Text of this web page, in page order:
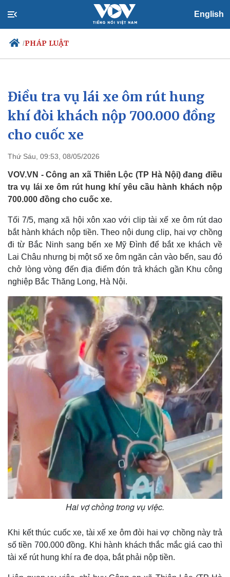
English
/PHÁP LUẬT
Chính trị
Đảng
Tổ chức nhân sự
Quốc hội
Xã hội
Tin 24h
Dự báo thời tiết
Thế giới
Quan sát
Cuộc sống đó đây
Multimedia
Video
Ảnh
E-Magazine
Infographic
Điều tra vụ lái xe ôm rút hung
khí đòi khách nộp 700.000 đồng
cho cuốc xe
Thứ Sáu, 09:53, 08/05/2026
VOV.VN - Công an xã Thiên Lộc (TP Hà Nội) đang điều
tra vụ lái xe ôm rút hung khí yêu cầu hành khách nộp
700.000 đồng cho cuốc xe.
Tối 7/5, mạng xã hội xôn xao với clip tài xế xe ôm rút dao
bắt hành khách nộp tiền. Theo nội dung clip, hai vợ chồng
đi từ Bắc Ninh sang bến xe Mỹ Đình để bắt xe khách về
Lai Châu nhưng bị một số xe ôm ngăn cản vào bến, sau đó
chở lòng vòng đến địa điểm đón trả khách gần Khu công
nghiệp Bắc Thăng Long, Hà Nội.
Hai vợ chồng trong vụ việc.
Khi kết thúc cuốc xe, tài xế xe ôm đòi hai vợ chồng này trả
số tiền 700.000 đồng. Khi hành khách thắc mắc giá cao thì
tài xế rút hung khí ra đe dọa, bắt phải nộp tiền.